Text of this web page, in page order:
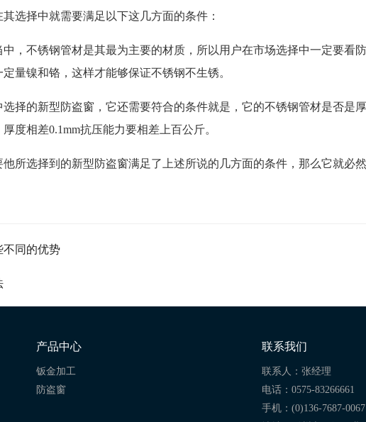
选择中就需要满足以下这几方面的条件：
，不锈钢管材是其最为主要的材质，所以用户在市场选择中一定要看
量镍和铬，这样才能够保证不锈钢不生锈。
择的新型防盗窗，它还需要符合的条件就是，它的不锈钢管材是否是
度相差0.1mm抗压能力要相差上百公斤。
所选择到的新型防盗窗满足了上述所说的几方面的条件，那么它就必
不同的优势
产品中心
钣金加工
防盗窗
联系我们
联系人：张经理
电话：0575-83266661
手机：(0)136-7687-0067